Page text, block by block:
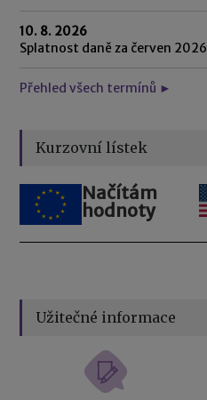
10. 8. 2026
Splatnost daně za červen 2026
Přehled všech termínů ►
Kurzovní lístek
Načítám
hodnoty
Užitečné informace